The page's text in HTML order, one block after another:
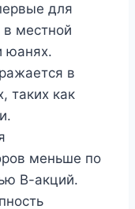
для
местной
юанях.
в
таких как
меньше по
В-акций.